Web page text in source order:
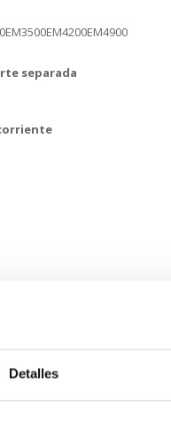
Detalles
separada
multicircuitoPowerLogic
BCPMSCA Medidor
EM3500
medidor de
EM4200 EM4235
Medidor
EM4900 EM4928